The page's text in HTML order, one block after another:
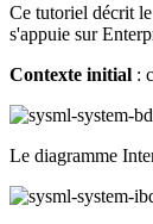
Ce tutoriel décrit
s'appuie sur
Contexte initial :
Le diagramme